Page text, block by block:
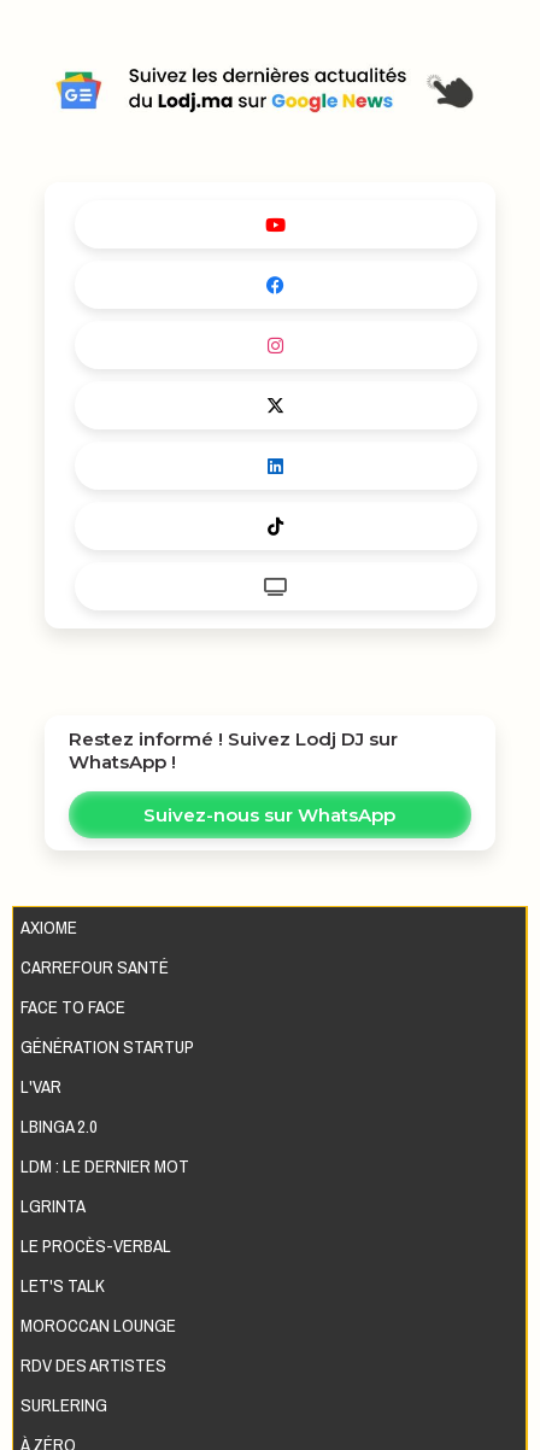
Restez informé ! Suivez Lodj DJ sur
WhatsApp !
Suivez-nous sur WhatsApp
AXIOME
CARREFOUR SANTÉ
FACE TO FACE
GÉNÉRATION STARTUP
L'VAR
LBINGA 2.0
LDM : LE DERNIER MOT
LGRINTA
LE PROCÈS-VERBAL
LET'S TALK
MOROCCAN LOUNGE
RDV DES ARTISTES
SURLERING